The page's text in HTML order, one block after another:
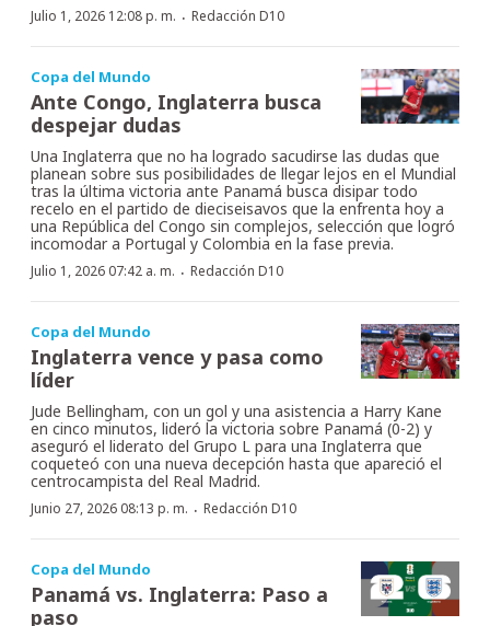
Julio 1, 2026 12:08 p. m. · Redacción D10
Copa del Mundo
Ante Congo, Inglaterra busca
despejar dudas
Una Inglaterra que no ha logrado sacudirse las dudas que
planean sobre sus posibilidades de llegar lejos en el Mundial
tras la última victoria ante Panamá busca disipar todo
recelo en el partido de dieciseisavos que la enfrenta hoy a
una República del Congo sin complejos, selección que logró
incomodar a Portugal y Colombia en la fase previa.
Julio 1, 2026 07:42 a. m. · Redacción D10
Copa del Mundo
Inglaterra vence y pasa como
líder
Jude Bellingham, con un gol y una asistencia a Harry Kane
en cinco minutos, lideró la victoria sobre Panamá (0-2) y
aseguró el liderato del Grupo L para una Inglaterra que
coqueteó con una nueva decepción hasta que apareció el
centrocampista del Real Madrid.
Junio 27, 2026 08:13 p. m. · Redacción D10
Copa del Mundo
Panamá vs. Inglaterra: Paso a
paso